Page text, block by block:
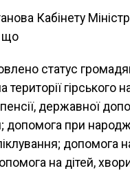
Кабінету
що
статус
гірського
державної
допомога при
на дітей,